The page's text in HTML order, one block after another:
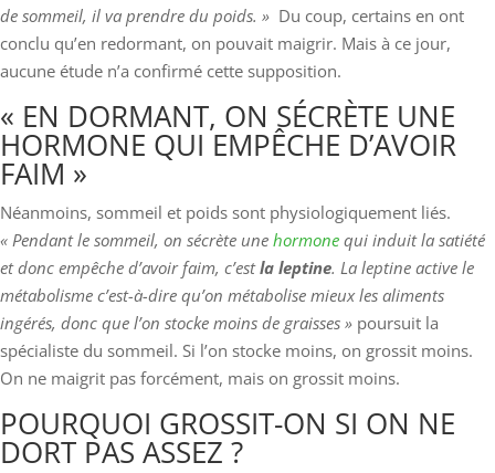
de sommeil, il va prendre du poids. » Du coup, certains en ont
conclu qu’en redormant, on pouvait maigrir. Mais à ce jour,
aucune étude n’a confirmé cette supposition.
« EN DORMANT, ON SÉCRÈTE UNE
HORMONE QUI EMPÊCHE D’AVOIR
FAIM »
Néanmoins, sommeil et poids sont physiologiquement liés.
« Pendant le sommeil, on sécrète une hormone qui induit la satiété
et donc empêche d’avoir faim, c’estla leptine. La leptine active le
métabolisme c’est-à-dire qu’on métabolise mieux les aliments
ingérés, donc que l’on stocke moins de graisses » poursuit la
spécialiste du sommeil. Si l’on stocke moins, on grossit moins.
On ne maigrit pas forcément, mais on grossit moins.
POURQUOI GROSSIT-ON SI ON NE
DORT PAS ASSEZ ?